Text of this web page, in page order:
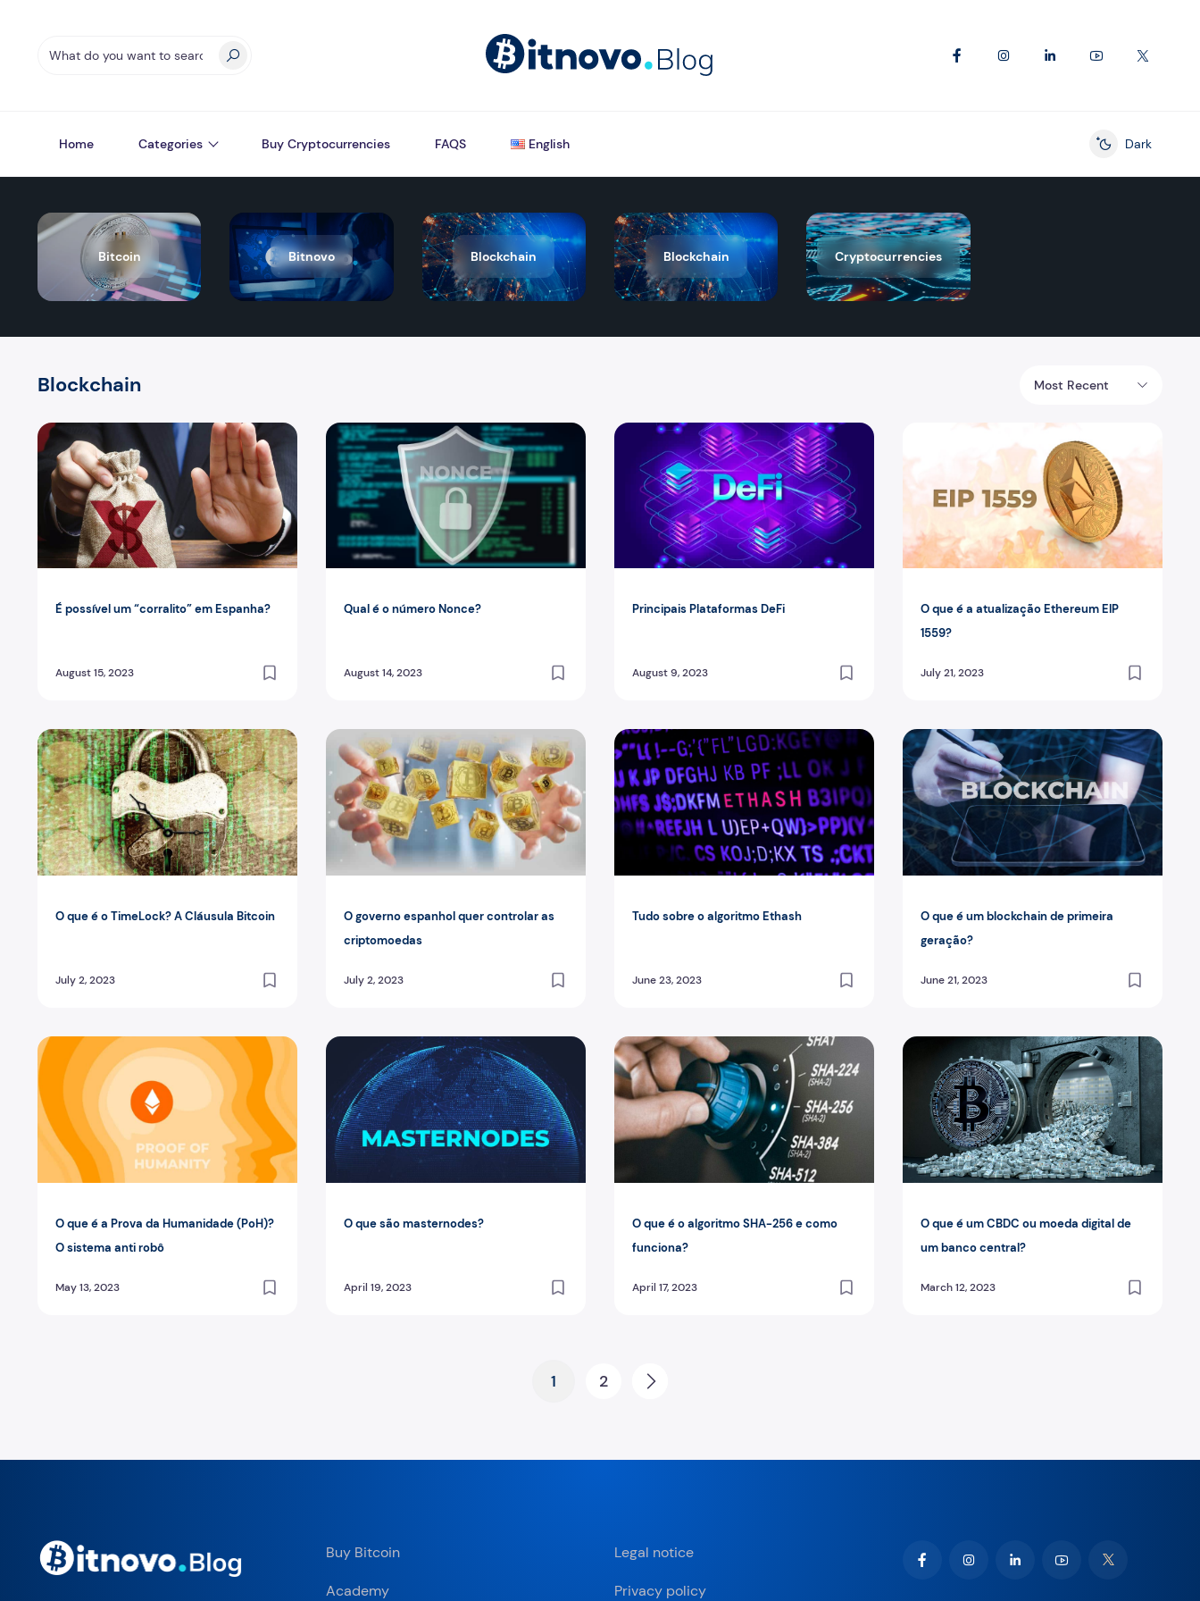
Home Categories Buy Cryptocurrencies FAQS English
Enable dark
Dark
Bitcoin Bitnovo Blockchain Blockchain Cryptocurrencies
Blockchain Most Recent
É possível um “corralito” em Espanha?
August 15, 2023
É possível um “corralito” em Espanha?
Qual é o número Nonce?
August 14, 2023
Qual é o número Nonce?
Principais Plataformas DeFi
August 9, 2023
Principais Plataformas DeFi
O que é a atualização Ethereum EIP
1559?
July 21, 2023
O que é a atualização Ethereum EIP 1559?
O que é o TimeLock? A Cláusula Bitcoin
July 2, 2023
O que é o TimeLock? A Cláusula Bitcoin
O governo espanhol quer controlar as
criptomoedas
July 2, 2023
O governo espanhol quer controlar as criptomoedas
Tudo sobre o algoritmo Ethash
June 23, 2023
Tudo sobre o algoritmo Ethash
O que é um blockchain de primeira
geração?
June 21, 2023
O que é um blockchain de primeira geração?
O que é a Prova da Humanidade (PoH)?
O sistema anti robô
May 13, 2023
O que é a Prova da Humanidade (PoH)? O sistema anti robô
O que são masternodes?
April 19, 2023
O que são masternodes?
O que é o algoritmo SHA-256 e como
funciona?
April 17, 2023
O que é o algoritmo SHA-256 e como funciona?
O que é um CBDC ou moeda digital de
um banco central?
March 12, 2023
O que é um CBDC ou moeda digital de um
1 2 Next
Buy Bitcoin
Academy
Legal notice
Privacy policy